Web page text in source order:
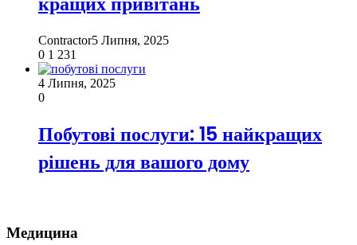
Contractor5 Липня, 2025
0 1 231
4 Липня, 2025
0
Побутові послуги: 15 найкращих
рішень для вашого дому
Медицина